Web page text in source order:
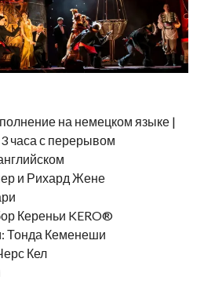
на немецком языке |
часа с перерывом
и Рихард Жене
Кереньи KERO®
Тонда Кеменеши
Кел